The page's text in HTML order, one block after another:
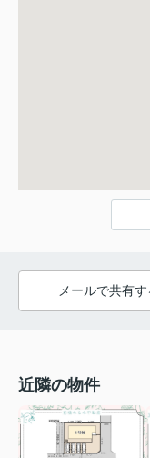
メールで共有す
近隣の物件